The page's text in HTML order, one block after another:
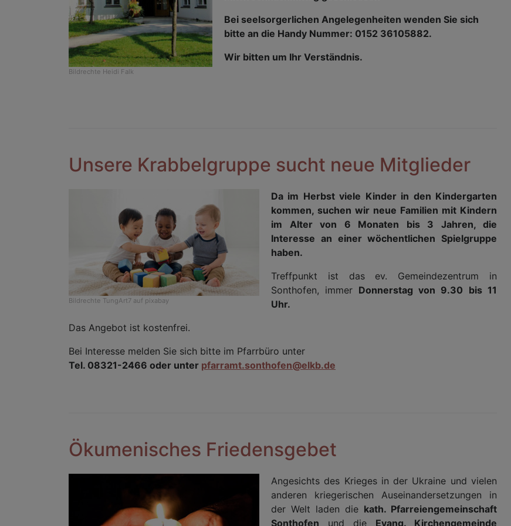
Bildrechte Heidi Falk
Bei seelsorgerlichen Angelegenheiten wenden Sie sich
bitte an die Handy Nummer: 0152 36105882.
Wir bitten um Ihr Verständnis.
Unsere Krabbelgruppe sucht neue Mitglieder
Bildrechte TungArt7 auf pixabay
Da im Herbst viele Kinder in den Kindergarten
kommen, suchen wir neue Familien mit Kindern
im Alter von 6 Monaten bis 3 Jahren, die
Interesse an einer wöchentlichen Spielgruppe
haben.
Treffpunkt ist das ev. Gemeindezentrum in
Sonthofen, immer Donnerstag von 9.30 bis 11
Uhr.
Das Angebot ist kostenfrei.
Bei Interesse melden Sie sich bitte im Pfarrbüro unter
Tel. 08321-2466 oder unter pfarramt.sonthofen@elkb.de
Ökumenisches Friedensgebet
Angesichts des Krieges in der Ukraine und vielen
anderen kriegerischen Auseinandersetzungen in
der Welt laden die kath. Pfarreiengemeinschaft
Sonthofen und die Evang. Kirchengemeinde